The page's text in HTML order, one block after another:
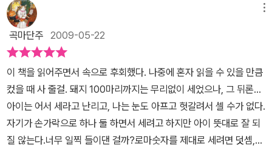
숫자를 찾아보는 것도 즐거운 활동이 된다.
곡마단주 2009-05-22
이 책을 읽어주면서 속으로 후회했다. 나중에 혼자 읽을 수 있을 만큼
컸을 때 사 줄걸. 돼지 100마리까지는 무리없이 세었으나, 그 뒤론...
아이는 어서 세라고 난리고, 나는 눈도 아프고 헛갈려서 셀 수가 없다.
자기가 손가락으로 하나 둘 하면서 세려고 하지만 아이 뜻대로 잘 되
질 않는다.너무 일찍 들이댄 걸까?로마숫자를 제대로 세려면 덧셈,